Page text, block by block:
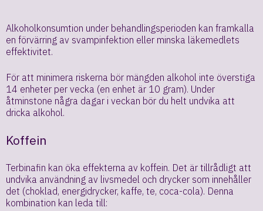
Alkoholkonsumtion under behandlingsperioden kan framkalla
en förvärring av svampinfektion eller minska läkemedlets
effektivitet.
För att minimera riskerna bör mängden alkohol inte överstiga
14 enheter per vecka (en enhet är 10 gram). Under
åtminstone några dagar i veckan bör du helt undvika att
dricka alkohol.
Koffein
Terbinafin kan öka effekterna av koffein. Det är tillrådligt att
undvika användning av livsmedel och drycker som innehåller
det (choklad, energidrycker, kaffe, te, coca-cola). Denna
kombination kan leda till: